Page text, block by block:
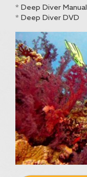
* Deep Diver Manual
* Deep Diver DVD